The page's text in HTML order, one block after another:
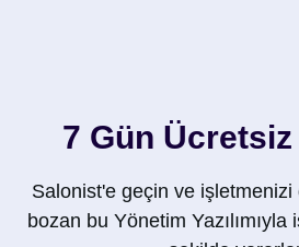
7 Gün
Salonist'e geçin ve
bozan bu Yönetim